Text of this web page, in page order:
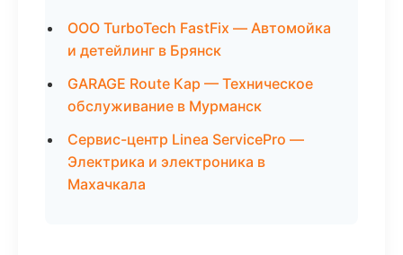
ООО TurboTech FastFix — Автомойка
и детейлинг в Брянск
GARAGE Route Кар — Техническое
обслуживание в Мурманск
Сервис-центр Linea ServicePro —
Электрика и электроника в
Махачкала